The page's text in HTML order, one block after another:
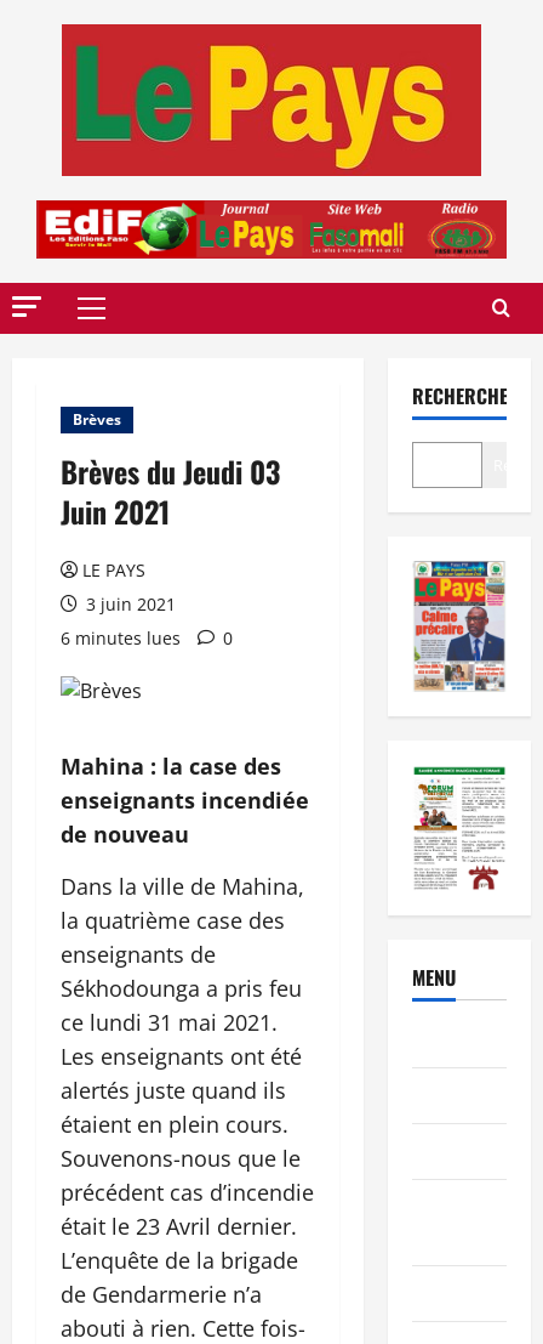
Menu
Brèves
Brèves du Jeudi 03
Juin 2021
LE PAYS
3 juin 2021
6 minutes lues
0
Mahina : la case des
enseignants incendiée
de nouveau
Dans la ville de Mahina,
la quatrième case des
enseignants de
Sékhodounga a pris feu
ce lundi 31 mai 2021.
Les enseignants ont été
alertés juste quand ils
étaient en plein cours.
Souvenons-nous que le
précédent cas d’incendie
était le 23 Avril dernier.
L’enquête de la brigade
de Gendarmerie n’a
abouti à rien. Cette fois-
RECHERCHER
MENU